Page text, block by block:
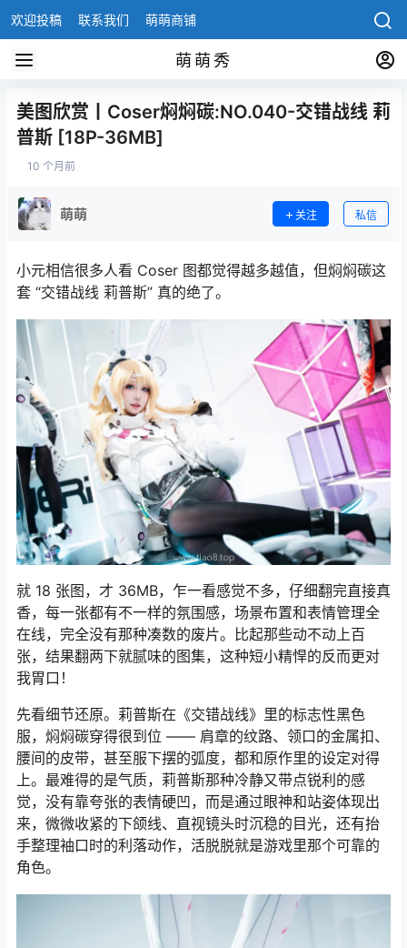
欢迎投稿 联系我们 萌萌商铺
萌萌秀
美图欣赏丨Coser焖焖碳:NO.040-交错战线 莉
普斯 [18P-36MB]
10 个月前
萌萌 关注 私信
小元相信很多人看 Coser 图都觉得越多越值，但焖焖碳这
套 “交错战线 莉普斯” 真的绝了。
就 18 张图，才 36MB，乍一看感觉不多，仔细翻完直接真
香，每一张都有不一样的氛围感，场景布置和表情管理全
在线，完全没有那种凑数的废片。比起那些动不动上百
张，结果翻两下就腻味的图集，这种短小精悍的反而更对
我胃口！​
先看细节还原。莉普斯在《交错战线》里的标志性黑色
服，焖焖碳穿得很到位 —— 肩章的纹路、领口的金属扣、
腰间的皮带，甚至服下摆的弧度，都和原作里的设定对得
上。最难得的是气质，莉普斯那种冷静又带点锐利的感
觉，没有靠夸张的表情硬凹，而是通过眼神和站姿体现出
来，微微收紧的下颌线、直视镜头时沉稳的目光，还有抬
手整理袖口时的利落动作，活脱脱就是游戏里那个可靠的
角色。​